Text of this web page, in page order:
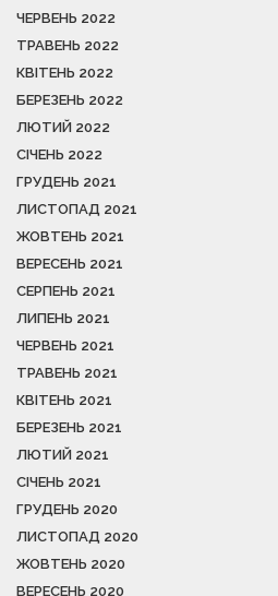
ЧЕРВЕНЬ 2022
ТРАВЕНЬ 2022
КВІТЕНЬ 2022
БЕРЕЗЕНЬ 2022
ЛЮТИЙ 2022
СІЧЕНЬ 2022
ГРУДЕНЬ 2021
ЛИСТОПАД 2021
ЖОВТЕНЬ 2021
ВЕРЕСЕНЬ 2021
СЕРПЕНЬ 2021
ЛИПЕНЬ 2021
ЧЕРВЕНЬ 2021
ТРАВЕНЬ 2021
КВІТЕНЬ 2021
БЕРЕЗЕНЬ 2021
ЛЮТИЙ 2021
СІЧЕНЬ 2021
ГРУДЕНЬ 2020
ЛИСТОПАД 2020
ЖОВТЕНЬ 2020
ВЕРЕСЕНЬ 2020